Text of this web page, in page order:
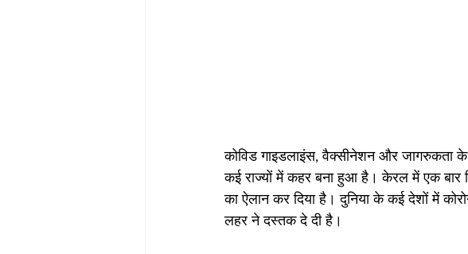
कोविड गाइडलाइंस, वैक्सीनेशन और जागरुकता के
कई राज्यों में कहर बना हुआ है। केरल में एक बार
का ऐलान कर दिया है। दुनिया के कई देशों में
लहर ने दस्तक दे दी है।